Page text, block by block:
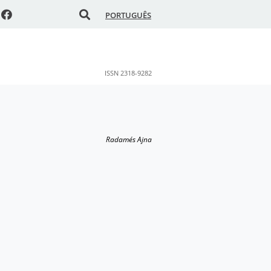
PORTUGUÊS
ISSN 2318-9282
Radamés Ajna